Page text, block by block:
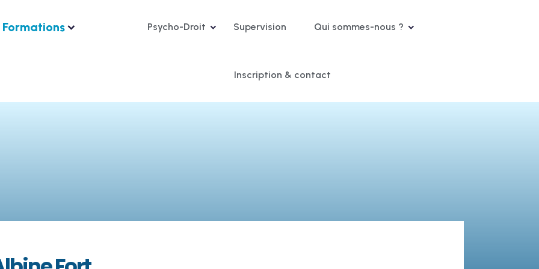
Formations Psycho-Droit Supervision Qui sommes-nous ?
Inscription & contact